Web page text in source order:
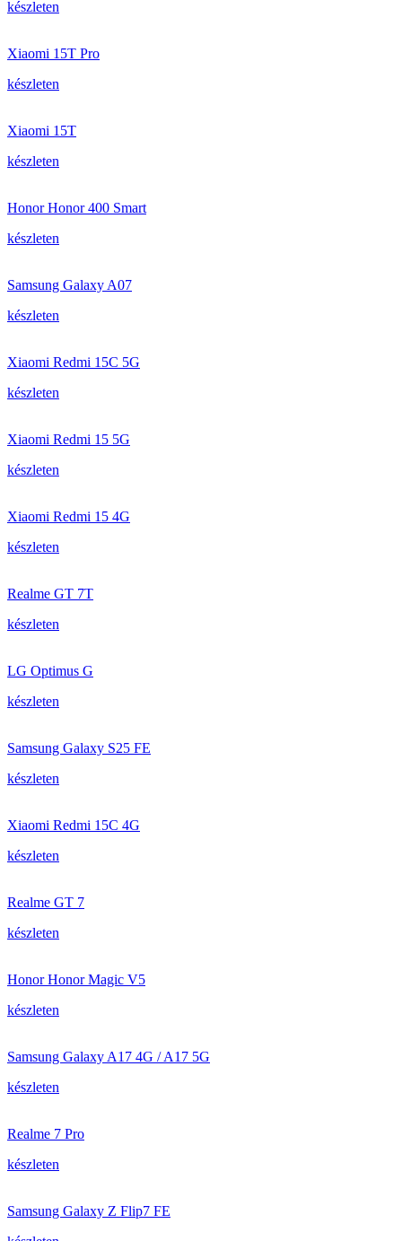
készleten
Xiaomi 15T Pro
készleten
Xiaomi 15T
készleten
Honor Honor 400 Smart
készleten
Samsung Galaxy A07
készleten
Xiaomi Redmi 15C 5G
készleten
Xiaomi Redmi 15 5G
készleten
Xiaomi Redmi 15 4G
készleten
Realme GT 7T
készleten
LG Optimus G
készleten
Samsung Galaxy S25 FE
készleten
Xiaomi Redmi 15C 4G
készleten
Realme GT 7
készleten
Honor Honor Magic V5
készleten
Samsung Galaxy A17 4G / A17 5G
készleten
Realme 7 Pro
készleten
Samsung Galaxy Z Flip7 FE